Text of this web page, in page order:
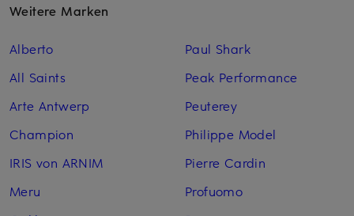
Weitere Marken
Alberto
All Saints
Arte Antwerp
Champion
IRIS von ARNIM
Meru
Paul Shark
Peak Performance
Peuterey
Philippe Model
Pierre Cardin
Profuomo